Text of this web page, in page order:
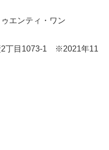
エンティ・ワン
2丁目1073-1 ※2021年11